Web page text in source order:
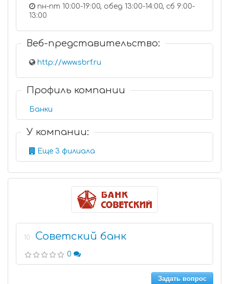
пн-пт 10:00-19:00, обед 13:00-14:00, сб 9:00-
13:00
Веб-представительство:
http://www.sbrf.ru
Профиль компании
Банки
У компании:
Еще 3 филиала
10 Советский банк
0
Задать вопрос